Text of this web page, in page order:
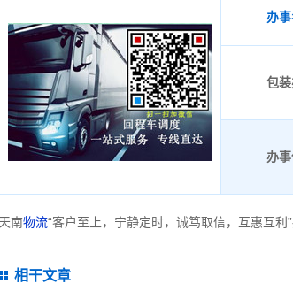
办事
包
办
天南物流“客户至上，宁静定时，诚笃取信，互惠互利”
相干文章